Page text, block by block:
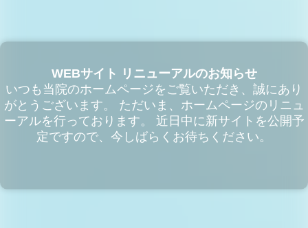
WEBサイト リニューアルのお知らせ
いつも当院のホームページをご覧いただき、誠にあり
がとうございます。 ただいま、ホームページのリニュ
ーアルを行っております。 近日中に新サイトを公開予
定ですので、今しばらくお待ちください。